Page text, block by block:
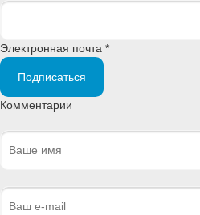
Электронная почта *
Подписаться
Комментарии